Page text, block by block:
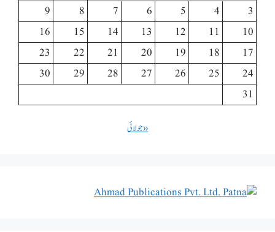
3
4
5
6
7
8
9
10
11
12
13
14
15
16
17
18
19
20
21
22
23
24
25
26
27
28
29
30
31
« جولائی